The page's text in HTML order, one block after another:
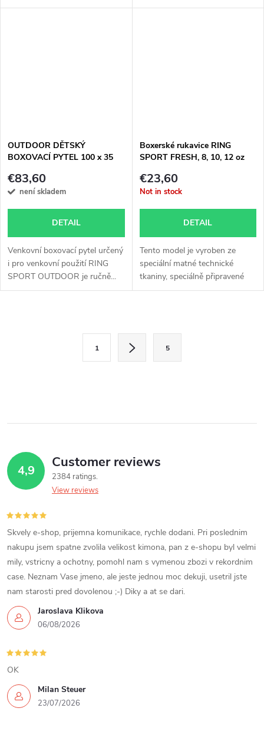
váze 40 kg...
kg je...
OUTDOOR DĚTSKÝ
BOXOVACÍ PYTEL 100 x 35
€83,60
není skladem
DETAIL
Venkovní boxovací pytel určený
i pro venkovní použití RING
SPORT OUTDOOR je ručně...
Boxerské rukavice RING
SPORT FRESH, 8, 10, 12 oz
€23,60
Not in stock
DETAIL
Tento model je vyroben ze
speciální matné technické
tkaniny, speciálně připravené
pro...
i
g
c
o
n
t
r
o
l
s
a
i
o
n
1 5
4,9 Customer reviews
2384 ratings
View reviews
Jaroslava Klikova
06/08/2026
Skvely e-shop, prijemna komunikace, rychle dodani. Pri poslednim
nakupu jsem spatne zvolila velikost kimona, pan z e-shopu byl velmi
mily, vstricny a ochotny, pomohl nam s vymenou zbozi v rekordnim
case. Neznam Vase jmeno, ale jeste jednou moc dekuji, usetril jste
nam starosti pred dovolenou ;-) Diky a at se dari.
Milan Steuer
23/07/2026
OK